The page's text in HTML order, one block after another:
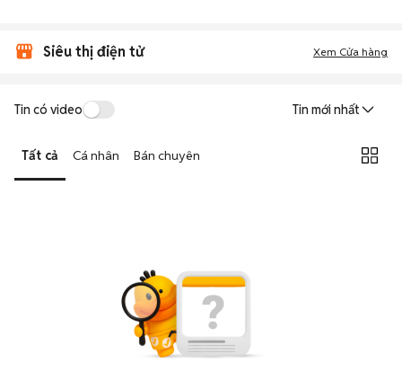
Siêu thị điện tử Xem Cửa hàng
Tin có video Tin mới nhất
Tất cả Cá nhân Bán chuyên